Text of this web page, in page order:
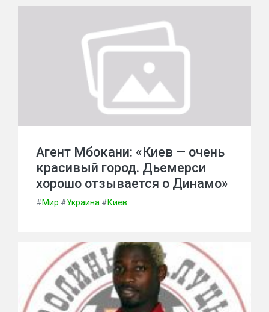
Агент Мбокани: «Киев — очень
красивый город. Дьемерси
хорошо отзывается о Динамо»
#Мир #Украина #Киев